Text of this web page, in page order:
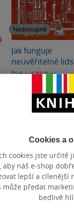
Nedostupné
Jak funguje
neuvěřitelné
tělo
Richard Walker
pevná vazba
Cookies a
cookies jste určitě
aby náš e-shop
lepší a cílenější
může předat
bedlivě